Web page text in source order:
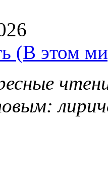
(В этом